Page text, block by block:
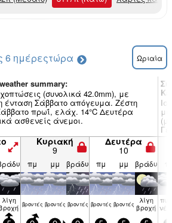
6 ημέρεςτώρα Ωριαία
summary:
(συνολικά 42.0mm), με
ένταση Σάββατο απόγευμα. Ζέστη
πρωΐ, ελάχ. 14°C Δευτέρα
ασθενείς άνεμοι.
Κυριακή
9
Δευτέρα
10
πμ μμ βράδυ πμ μμ βράδυ
λίγη βρον­τές βρον­τές βρον­τές βρον­τές βρον­τές λίγη
βροχή